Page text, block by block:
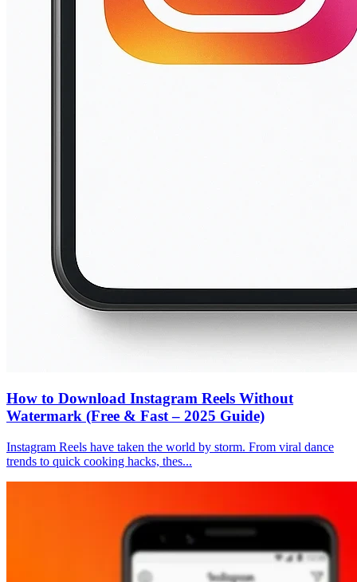
How to Download Instagram Reels Without
Watermark (Free & Fast – 2025 Guide)
Instagram Reels have taken the world by storm. From viral dance
trends to quick cooking hacks, thes...